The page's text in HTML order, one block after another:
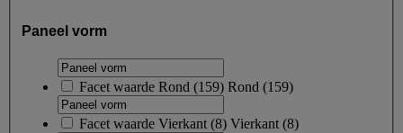
Paneel vorm
Facet waarde Rond (159) Rond (159)
Facet waarde Vierkant (8) Vierkant (8)